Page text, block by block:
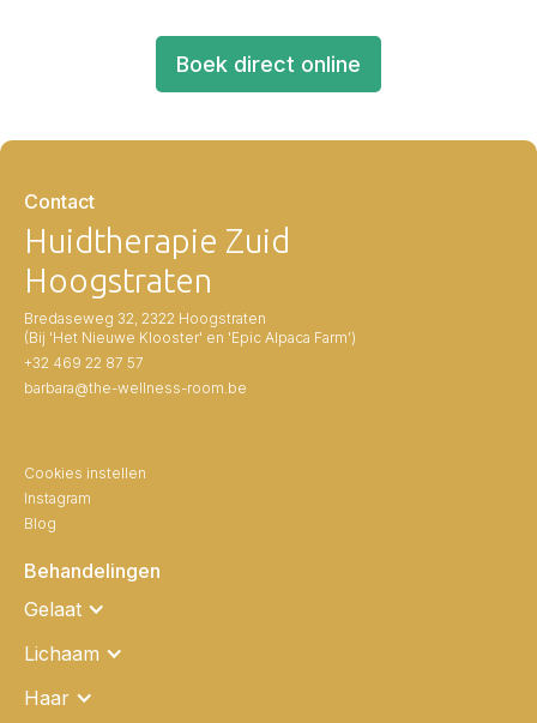
Boek direct online
Contact
Huidtherapie Zuid
Hoogstraten
Bredaseweg 32, 2322 Hoogstraten
(Bij 'Het Nieuwe Klooster' en 'Epic Alpaca Farm')
+32 469 22 87 57
barbara@the-wellness-room.be
Cookies instellen
Instagram
Blog
Behandelingen
Gelaat
Lichaam
Haar